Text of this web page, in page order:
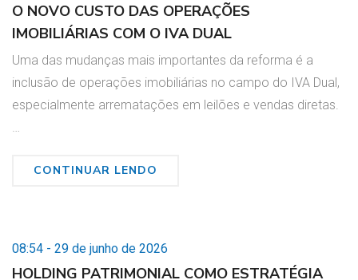
O NOVO CUSTO DAS OPERAÇÕES
IMOBILIÁRIAS COM O IVA DUAL
Uma das mudanças mais importantes da reforma é a
inclusão de operações imobiliárias no campo do IVA Dual,
especialmente arrematações em leilões e vendas diretas.
CONTINUAR LENDO
08:54 - 29 de junho de 2026
HOLDING PATRIMONIAL COMO ESTRATÉGIA